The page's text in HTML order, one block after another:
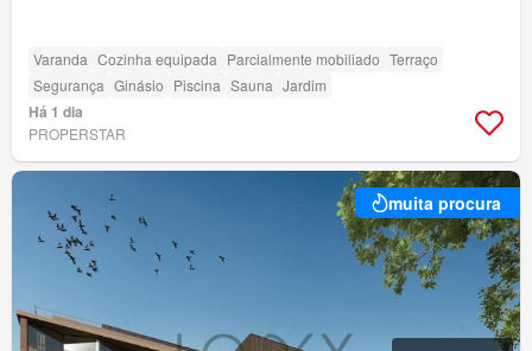
Varanda Cozinha equipada Parcialmente mobiliado Terraço
Segurança Ginásio Piscina Sauna Jardim
Há 1 dia
PROPERSTAR
muita procura